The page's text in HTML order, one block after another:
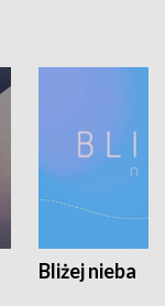
Bliżej nieba